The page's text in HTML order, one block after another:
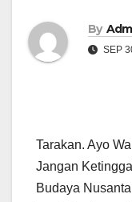
By
SEP
Tarakan. Ayo
Jangan
Budaya